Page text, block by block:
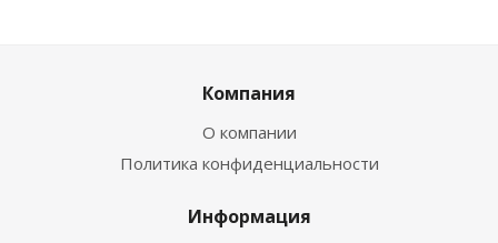
Компания
О компании
Политика конфиденциальности
Информация